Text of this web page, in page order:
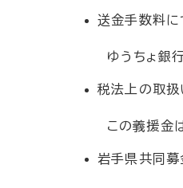
送金手数料に
ゆうちょ銀行の
税法上の取扱
この義援金は税
岩手県共同